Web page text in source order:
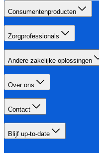
Consumentenproducten
Zorgprofessionals
Andere zakelijke oplossingen
Over ons
Contact
Blijf up-to-date